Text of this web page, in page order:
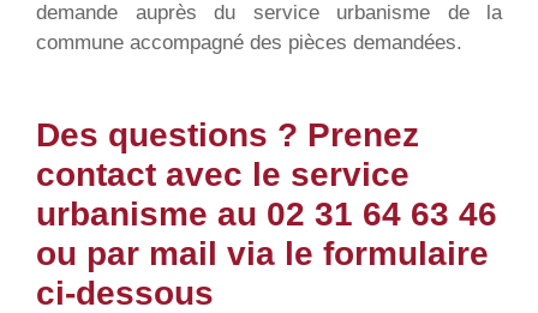
demande auprès du service urbanisme de la
commune accompagné des pièces demandées.
Des questions ? Prenez
contact avec le service
urbanisme au 02 31 64 63 46
ou par mail via le formulaire
ci-dessous